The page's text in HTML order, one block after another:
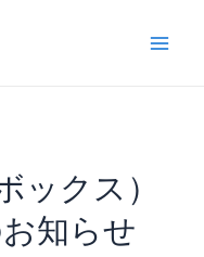
ックス）
知らせ